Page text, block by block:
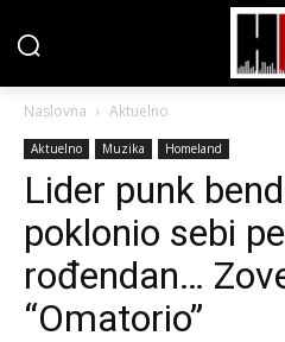
Naslovna Aktuelno
Aktuelno Muzika Homeland
Lider punk
poklonio sebi
rođendan…
“Omatorio”